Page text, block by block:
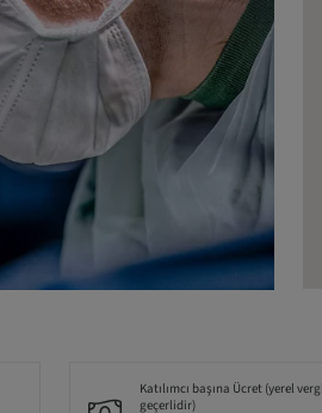
Katılımcı başına Ücret (yerel
geçerlidir)